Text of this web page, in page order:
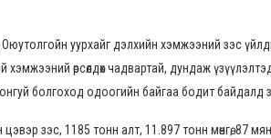
уурхайг дэлхийн хэмжээний зэс
өрсөлдөх чадвартай, дундаж
болгоход одоогийн байгаа бодит байдалд
цэвэр зэс, 1185 тонн алт, 11.897 тонн мөнгө,